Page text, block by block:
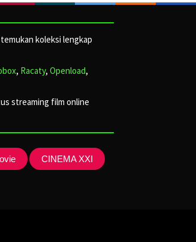
koleksi lengkap
, Racaty, Openload,
streaming film online
CINEMA XXI